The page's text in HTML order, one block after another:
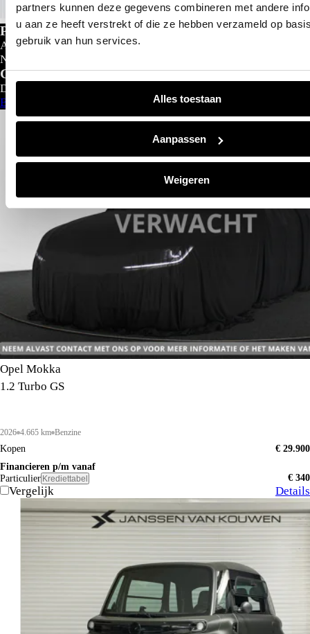
partners kunnen deze gegevens combineren met andere
u aan ze heeft verstrekt of die ze hebben verzameld op
gebruik van hun services.
Alles toestaan
Aanpassen
Weigeren
Private lease
Al gedacht aan private lease?
Nu al vanaf
Configureer nu
Direct leverbaar
Bekijk aanbod
Opel Mokka
1.2 Turbo GS
2026 4.665 km Benzine
Kopen
€ 29.900
Financieren p/m vanaf
Particulier Krediettabel € 340
Vergelijk Details